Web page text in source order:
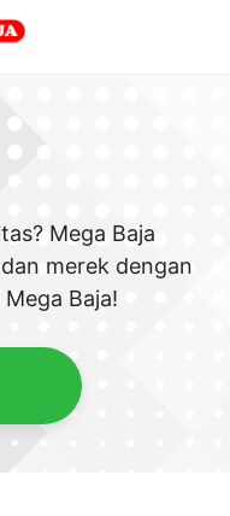
Mega Baja
merek dengan
Baja!